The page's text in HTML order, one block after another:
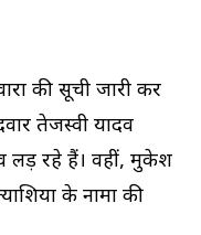
की सूची जारी कर
तेजस्वी यादव
लड़ रहे हैं। वहीं, मुकेश
के नामों की